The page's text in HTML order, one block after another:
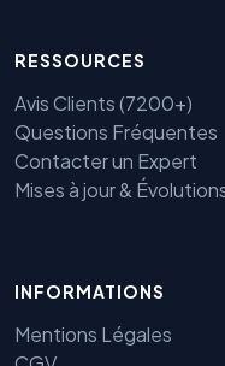
RESSOURCES
Avis Clients (7200+)
Questions Fréquentes
Contacter un Expert
Mises à jour &
INFORMATIONS
Mentions Légales